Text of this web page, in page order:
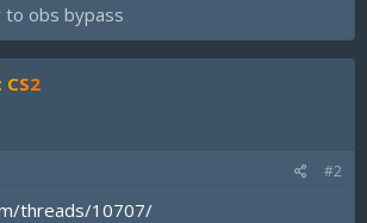
аto obs bypass
#2
threads/10707/